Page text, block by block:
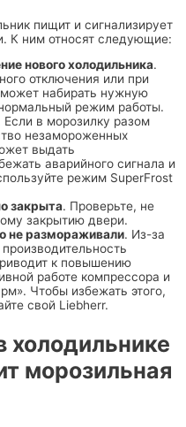
пищит и сигнализирует
К ним относят следующие:
нового холодильника.
отключения или при
набирать нужную
режим работы.
Если в морозилку разом
незамороженных
выдать
аварийного сигнала и
режим SuperFrost
закрыта. Проверьте, не
закрытию двери.
не размораживали. Из-за
к повышению
работе компрессора и
Чтобы избежать этого,
свой Liebherr.
холодильнике
морозильная